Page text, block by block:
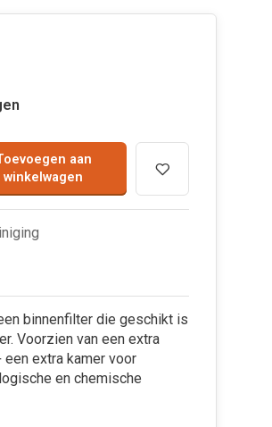
aan
winkelwagen
binnenfilter die geschikt is
Voorzien van een extra
extra kamer voor
en chemische